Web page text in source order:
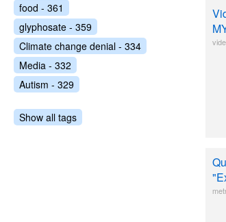
food - 361
glyphosate - 359
Climate change denial - 334
Media - 332
Autism - 329
Show all tags